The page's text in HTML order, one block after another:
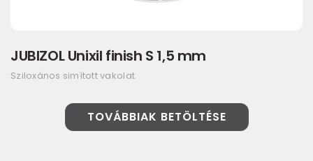
JUBIZOL Unixil finish S 1,5 mm
Sziloxános simított vakolat
TOVÁBBIAK BETÖLTÉSE